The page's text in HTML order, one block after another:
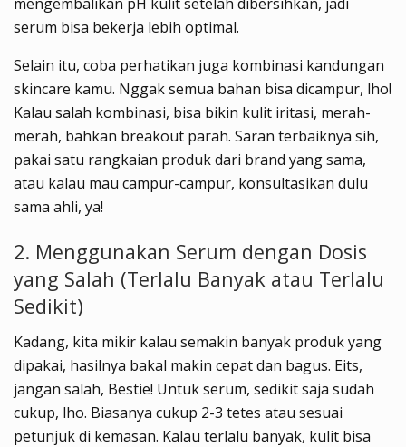
mengembalikan pH kulit setelah dibersihkan, jadi
serum bisa bekerja lebih optimal.
Selain itu, coba perhatikan juga kombinasi kandungan
skincare kamu. Nggak semua bahan bisa dicampur, lho!
Kalau salah kombinasi, bisa bikin kulit iritasi, merah-
merah, bahkan breakout parah. Saran terbaiknya sih,
pakai satu rangkaian produk dari brand yang sama,
atau kalau mau campur-campur, konsultasikan dulu
sama ahli, ya!
2. Menggunakan Serum dengan Dosis
yang Salah (Terlalu Banyak atau Terlalu
Sedikit)
Kadang, kita mikir kalau semakin banyak produk yang
dipakai, hasilnya bakal makin cepat dan bagus. Eits,
jangan salah, Bestie! Untuk serum, sedikit saja sudah
cukup, lho. Biasanya cukup 2-3 tetes atau sesuai
petunjuk di kemasan. Kalau terlalu banyak, kulit bisa